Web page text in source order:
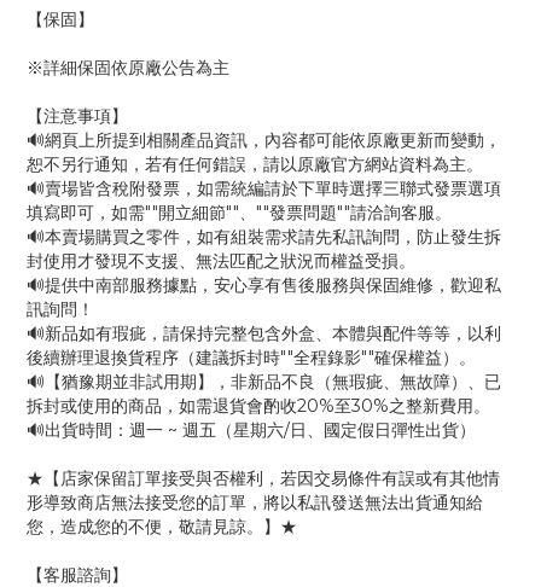
【保固】
※詳細保固依原廠公告為主
【注意事項】
🔊網頁上所提到相關產品資訊，內容都可能依原廠更新而變動，
恕不另行通知，若有任何錯誤，請以原廠官方網站資料為主。
🔊賣場皆含稅附發票，如需統編請於下單時選擇三聯式發票選項
填寫即可，如需""開立細節""、""發票問題""請洽詢客服。
🔊本賣場購買之零件，如有組裝需求請先私訊詢問，防止發生拆
封使用才發現不支援、無法匹配之狀況而權益受損。
🔊提供中南部服務據點，安心享有售後服務與保固維修，歡迎私
訊詢問！
🔊新品如有瑕疵，請保持完整包含外盒、本體與配件等等，以利
後續辦理退換貨程序（建議拆封時""全程錄影""確保權益）。
🔊【猶豫期並非試用期】，非新品不良（無瑕疵、無故障）、已
拆封或使用的商品，如需退貨會酌收20%至30%之整新費用。
🔊出貨時間：週一 ~ 週五（星期六/日、國定假日彈性出貨）
★【店家保留訂單接受與否權利，若因交易條件有誤或有其他情
形導致商店無法接受您的訂單，將以私訊發送無法出貨通知給
您，造成您的不便，敬請見諒。】★
【客服諮詢】